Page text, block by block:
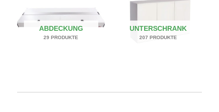
ABDECKUNG
29 PRODUKTE
UNTERSCHRANK
207 PRODUKTE